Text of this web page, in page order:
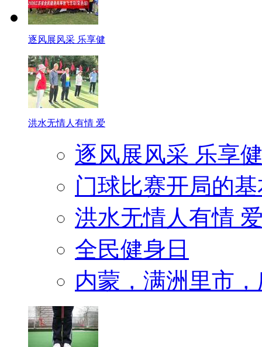
逐风展风采 乐享健
洪水无情人有情 爱
逐风展风采 乐享
门球比赛开局的
洪水无情人有情
全民健身日
内蒙，满洲里市